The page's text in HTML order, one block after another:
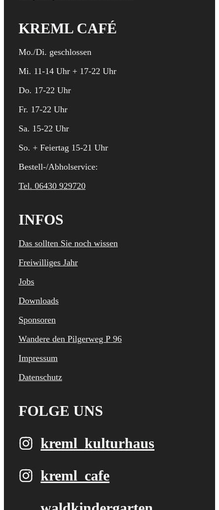
KREML CAFÉ
Mo./Di. geschlossen
Mi. 11-14 Uhr + 17-22 Uhr
Do. 17-22 Uhr
Fr. 17-22 Uhr
Sa. 15-22 Uhr
So. + Feiertag 15-21 Uhr
Bestell-/Abholservice:
Tel. 06430 929720
INFOS
Das sollten Sie noch wissen
Freiwilliges Jahr
Jobs
Downloads
Sponsoren
Wandere den Pilgerweg P 96
Impressum
Datenschutz
FOLGE UNS
kreml_kulturhaus
kreml_cafe